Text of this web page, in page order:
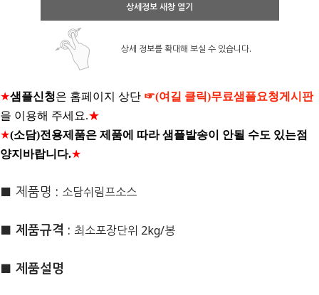
상세정보 새창 열기
상세 정보를 확대해 보실 수 있습니다.
★샘플신청은 홈페이지 상단 ☞(여길 클릭)무료샘플요청게시판
을 이용해 주세요.★
★(소담)전용제품은 제품에 따라 샘플발송이 안될 수도 있는점
양지바랍니다.★
■ 제품명 : 소담쉬림프소스
■ 제품규격 : 최소포장단위 2kg/봉
■ 제품설명